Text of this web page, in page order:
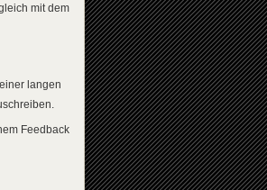
mit dem
langen
Feedback